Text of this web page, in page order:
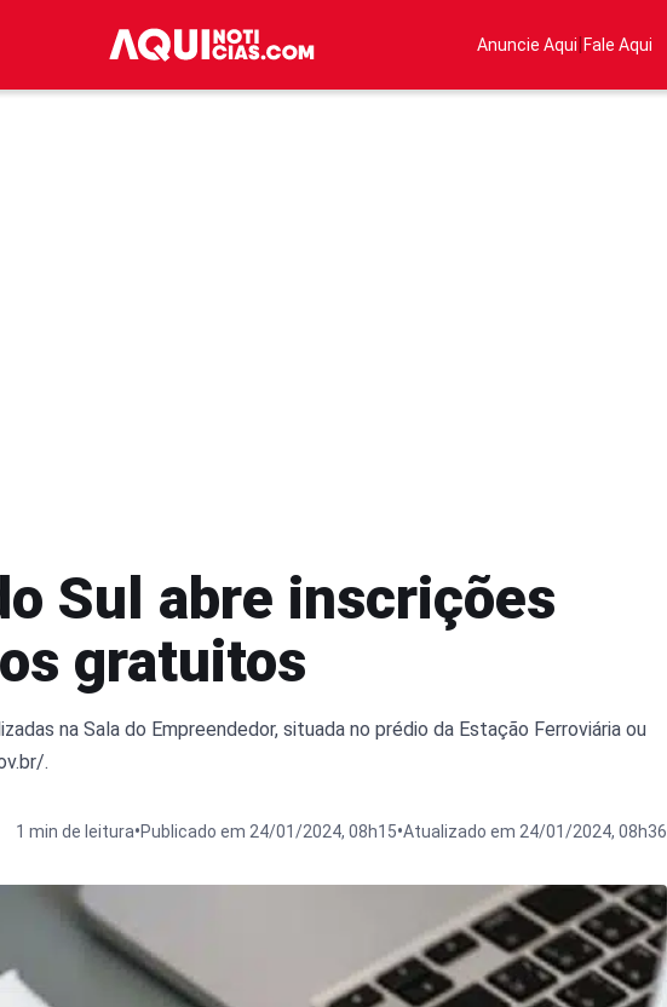
Anuncie Aqui|Fale Aqui
Sul abre inscrições
gratuitos
na Sala do Empreendedor, situada no prédio da Estação Ferroviária ou
.
1 min de leitura•Publicado em 24/01/2024, 08h15•Atualizado em 24/01/2024, 08h36